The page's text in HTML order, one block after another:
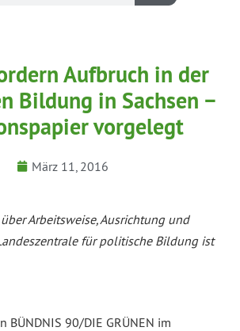
Aufbruch in der
Bildung in Sachsen −
vorgelegt
März 11, 2016
Arbeitsweise, Ausrichtung und
fürpolitische Bildung ist
BÜNDNIS 90/DIE GRÜNEN im